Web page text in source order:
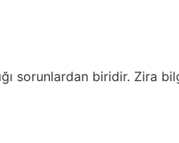
sorunlardan biridir. Zira